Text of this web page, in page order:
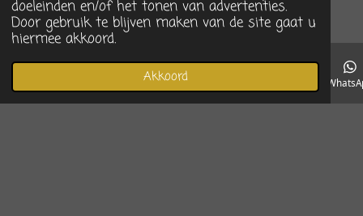
doeleinden en/of het tonen van advertenties.
Door gebruik te blijven maken van de site gaat u
hiermee akkoord.
Akkoord
Telefoonnummer